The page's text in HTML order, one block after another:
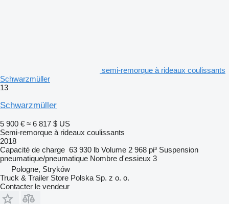
semi-remorque à rideaux coulissants
Schwarzmüller
13
Schwarzmüller
5 900 € ≈ 6 817 $ US
Semi-remorque à rideaux coulissants
2018
Capacité de charge 63 930 lb Volume 2 968 pi³ Suspension
pneumatique/pneumatique Nombre d'essieux 3
Pologne, Stryków
Truck & Trailer Store Polska Sp. z o. o.
Contacter le vendeur